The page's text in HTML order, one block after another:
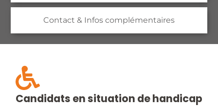
Contact & Infos complémentaires
Candidats en situation de handicap